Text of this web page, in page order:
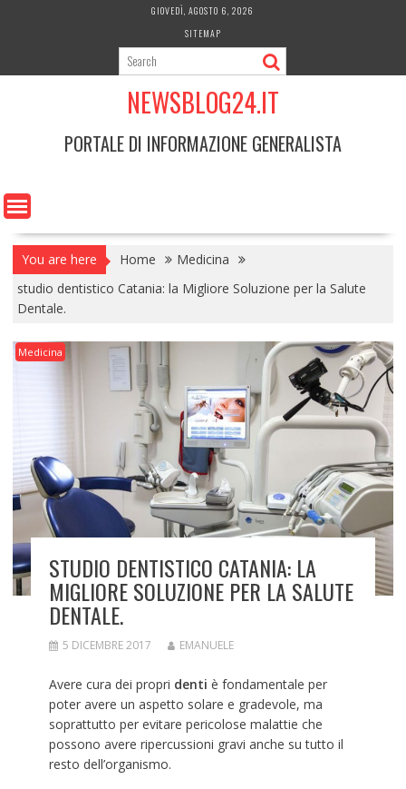
GIOVEDÌ, AGOSTO 6, 2026
SITEMAP
NEWSBLOG24.IT
PORTALE DI INFORMAZIONE GENERALISTA
You are here Home
Medicina
studio dentistico Catania: la Migliore Soluzione per la Salute
Dentale.
Medicina
STUDIO DENTISTICO CATANIA: LA
MIGLIORE SOLUZIONE PER LA SALUTE
DENTALE.
5 DICEMBRE 2017 EMANUELE
Avere cura dei propri denti è fondamentale per
poter avere un aspetto solare e gradevole, ma
soprattutto per evitare pericolose malattie che
possono avere ripercussioni gravi anche su tutto il
resto dell’organismo.